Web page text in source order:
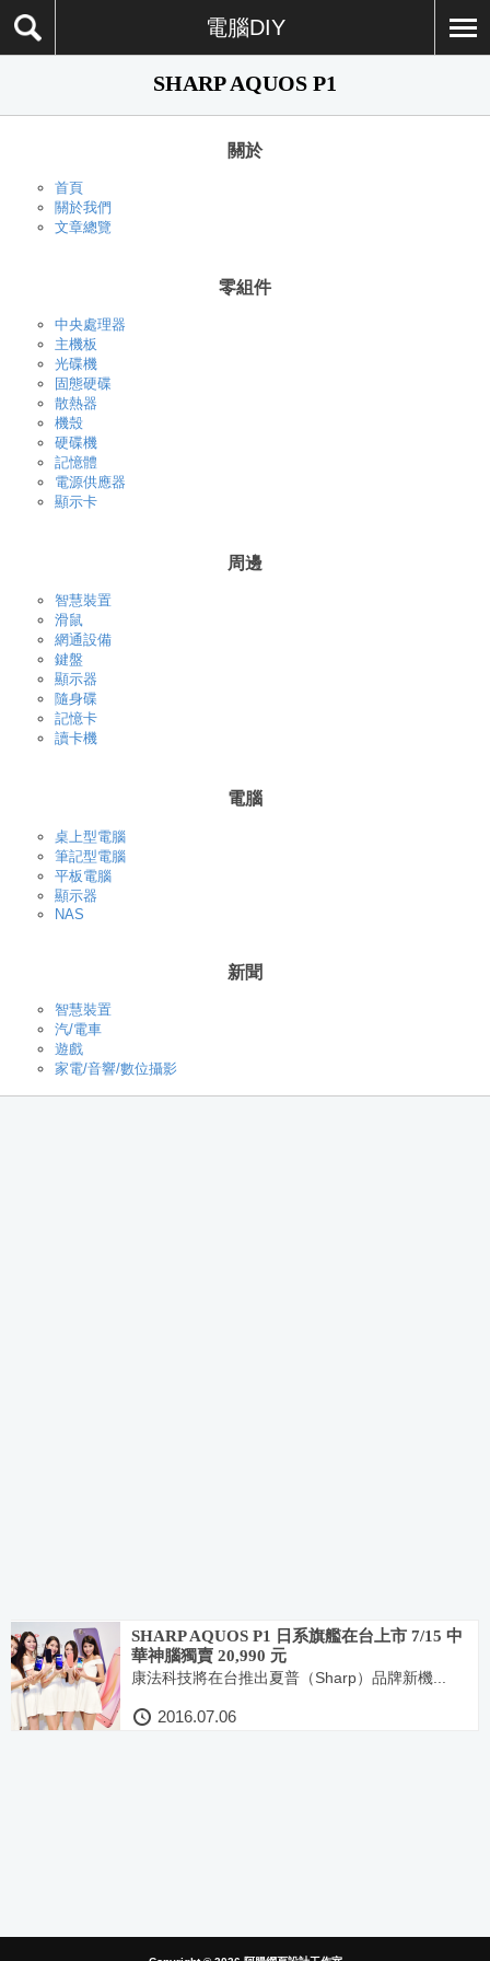
電腦DIY
SHARP AQUOS P1
關於
首頁
關於我們
文章總覽
零組件
中央處理器
主機板
光碟機
固態硬碟
散熱器
機殼
硬碟機
記憶體
電源供應器
顯示卡
周邊
智慧裝置
滑鼠
網通設備
鍵盤
顯示器
隨身碟
記憶卡
讀卡機
電腦
桌上型電腦
筆記型電腦
平板電腦
顯示器
NAS
新聞
智慧裝置
汽/電車
遊戲
家電/音響/數位攝影
SHARP AQUOS P1 日系旗艦在台上市 7/15 中
華神腦獨賣 20,990 元
康法科技將在台推出夏普（Sharp）品牌新機...
2016.07.06